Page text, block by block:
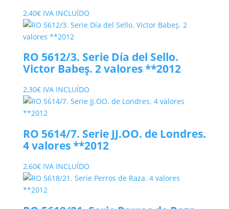
2,40€ IVA INCLUÍDO
RO 5612/3. Serie Día del Sello.
Victor Babeş. 2 valores **2012
2,30€ IVA INCLUÍDO
RO 5614/7. Serie JJ.OO. de Londres.
4 valores **2012
2,60€ IVA INCLUÍDO